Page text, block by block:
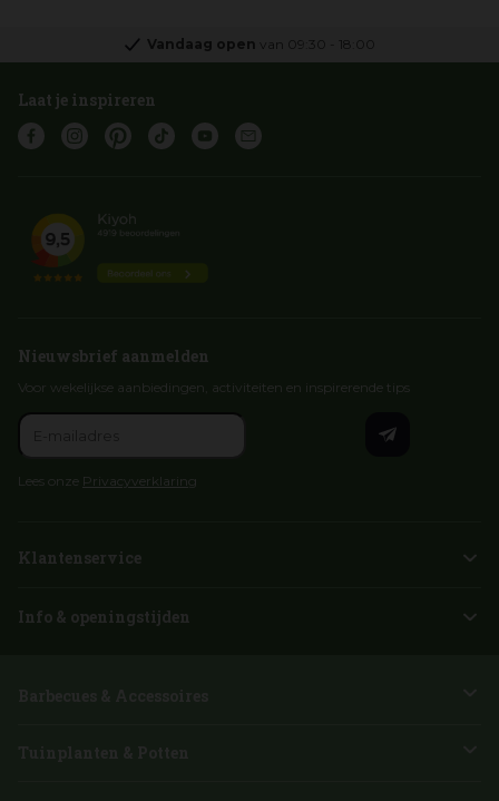
Vandaag open van 09:30 18:00
Laat je inspireren
Nieuwsbrief aanmelden
Voor wekelijkse aanbiedingen, activiteiten en inspirerende tips
Lees onze Privacyverklaring
Klantenservice
Info & openingstijden